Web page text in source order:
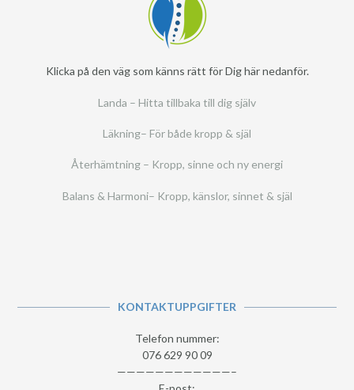
Klicka på den väg som känns rätt för Dig här nedanför.
Landa – Hitta tillbaka till dig själv
Läkning– För både kropp & själ
Återhämtning – Kropp, sinne och ny energi
Balans & Harmoni– Kropp, känslor, sinnet & själ
KONTAKTUPPGIFTER
Telefon nummer:
076 629 90 09
————————————–